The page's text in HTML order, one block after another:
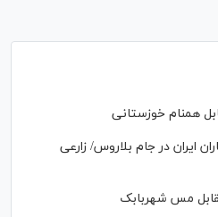
همنام خوزستانی
ایران در جام بلاروس/ زارعی
مس شهربابک